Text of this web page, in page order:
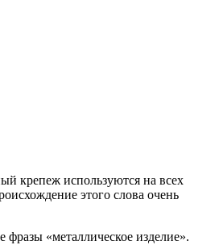
крепеж используются на всех
этого слова очень
«металлическое изделие».